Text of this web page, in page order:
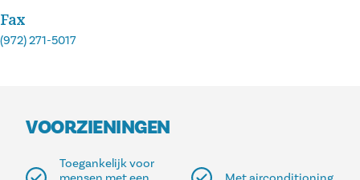
Fax
(972) 271-5017
VOORZIENINGEN
Toegankelijk voor